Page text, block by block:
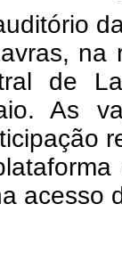
na
de
As
acesso